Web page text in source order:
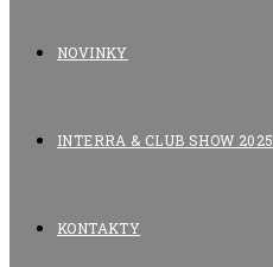
NOVINKY
INTERRA & CLUB SHOW 2025
KONTAKTY